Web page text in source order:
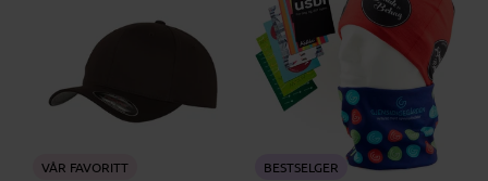
VÅR FAVORITT BESTSELGER